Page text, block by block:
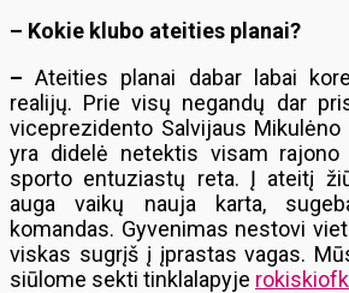
– Kokie klubo ateities planai?
–Ateities planai dabar labai
realijų. Prie visų negandų dar
viceprezidento Salvijaus
yra didelė netektis visam
sporto entuziastų reta. Į ateitį
auga vaikų nauja karta,
komandas. Gyvenimas nestovi
viskas sugrįš į įprastas vagas.
siūlome sekti tinklalapyje